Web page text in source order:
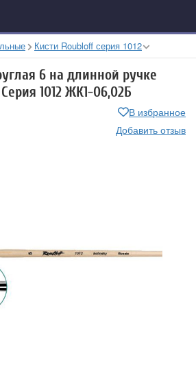
Кисти Roubloff серия 1012
6 на длинной ручке
1012 ЖК1-06,02Б
В избранное
Добавить отзыв